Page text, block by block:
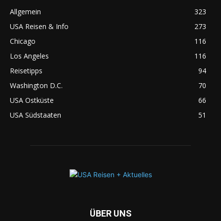
Allgemein
323
USA Reisen & Info
273
Chicago
116
Los Angeles
116
Reisetipps
94
Washington D.C.
70
USA Ostküste
66
USA Südstaaten
51
ÜBER UNS